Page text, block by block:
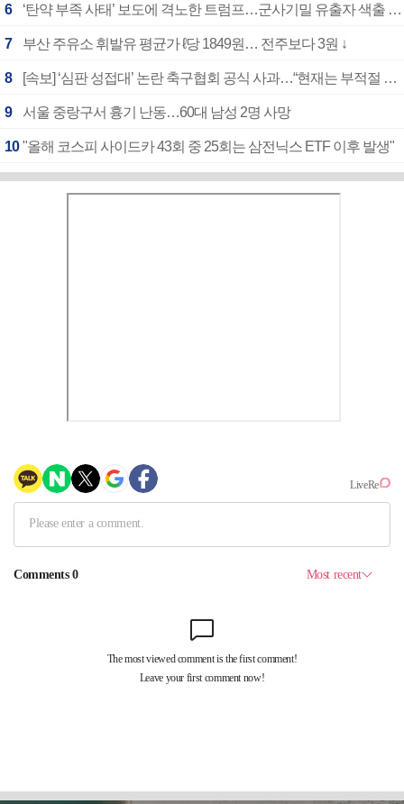
6 ‘탄약 부족 사태’ 보도에 격노한 트럼프…군사기밀 유출자 색출 지시
7 부산 주유소 휘발유 평균가 ℓ당 1849원… 전주보다 3원 ↓
8 [속보] ‘심판 성접대’ 논란 축구협회 공식 사과…“현재는 부적절 행위 없어”
9 서울 중랑구서 흉기 난동…60대 남성 2명 사망
10 "올해 코스피 사이드카 43회 중 25회는 삼전닉스 ETF 이후 발생"